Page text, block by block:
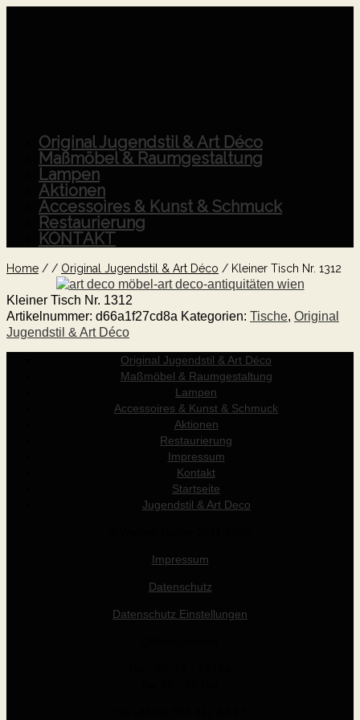
Original Jugendstil & Art Déco
Maßmöbel & Raumgestaltung
Lampen
Aktionen
Accessoires & Kunst & Schmuck
Restaurierung
KONTAKT
Home / / Original Jugendstil & Art Déco / Kleiner Tisch Nr. 1312
Kleiner Tisch Nr. 1312
Artikelnummer: d66a1f27cd8a Kategorien: Tische, Original
Jugendstil & Art Déco
Original Jugendstil & Art Déco
Maßmöbel & Raumgestaltung
Lampen
Accessoires & Kunst & Schmuck
Aktionen
Restaurierung
Impressum
Kontakt
Startseite
Jugendstil & Art Deco
Impressum
Datenschutz
Datenschutz Einstellungen